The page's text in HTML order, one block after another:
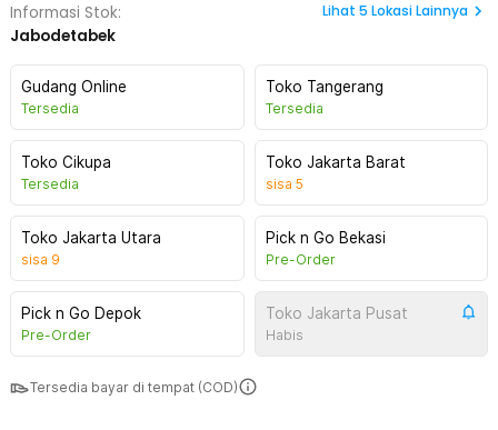
Informasi Stok:
Jabodetabek
Lihat 5 Lokasi Lainnya
Gudang Online
Tersedia
Toko Tangerang
Tersedia
Toko Cikupa
Tersedia
Toko Jakarta Barat
sisa 5
Toko Jakarta Utara
sisa 9
Pick n Go Bekasi
Pre-Order
Pick n Go Depok
Pre-Order
Toko Jakarta Pusat
Habis
Tersedia bayar di tempat (COD)